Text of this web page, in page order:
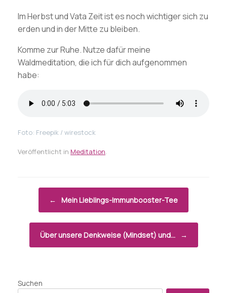
Im Herbst und Vata Zeit ist es noch wichtiger sich zu
erden und in der Mitte zu bleiben.
Komme zur Ruhe. Nutze dafür meine
Waldmeditation, die ich für dich aufgenommen
habe:
Foto: Freepik / wirestock
Veröffentlicht in Meditation.
← Mein Lieblings-Immunbooster-Tee
Über unsere Denkweise (Mindset) und… →
Suchen